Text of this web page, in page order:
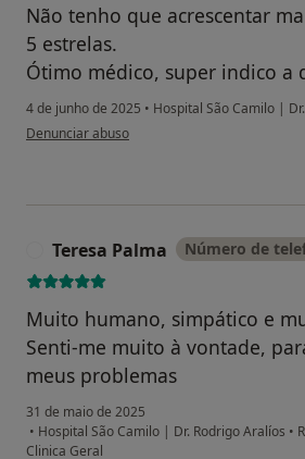
Não tenho que acrescentar
5 estrelas.
Ótimo médico, super indico a
4 de junho de 2025 • Hospital São Camilo |
na opinião do utilizador George Santos
Denunciar abuso
Teresa Palma Número de
Muito humano, simpático e
Senti-me muito à vontade,
meus problemas
31 de maio de 2025
• Hospital São Camilo | Dr. Rodrigo Aralíos •
Clinica Geral